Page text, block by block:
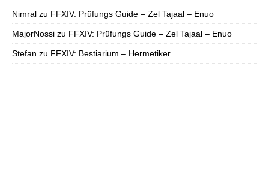
Nimral zu FFXIV: Prüfungs Guide – Zel Tajaal – Enuo
MajorNossi zu FFXIV: Prüfungs Guide – Zel Tajaal – Enuo
Stefan zu FFXIV: Bestiarium – Hermetiker